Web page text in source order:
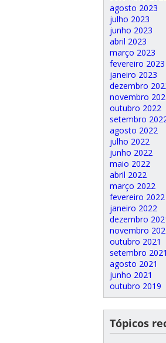
agosto 2023
julho 2023
junho 2023
abril 2023
março 2023
fevereiro 2023
janeiro 2023
dezembro
novembro
outubro 2022
setembro
agosto 2022
julho 2022
junho 2022
maio 2022
abril 2022
março 2022
fevereiro 2022
janeiro 2022
dezembro
novembro
outubro 2021
setembro 2021
agosto 2021
junho 2021
outubro 2019
Tópicos